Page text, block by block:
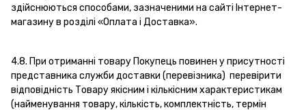
здійснюються способами, зазначеними на сайті Інтернет-
магазину в розділі «Оплата і Доставка».
4.8. При отриманні товару Покупець повинен у присутності
представника служби доставки (перевізника) перевірити
відповідність Товару якісним і кількісним характеристикам
(найменування товару, кількість, комплектність, термін